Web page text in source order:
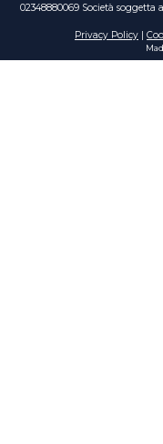
02348880069 Società
Privacy Policy|